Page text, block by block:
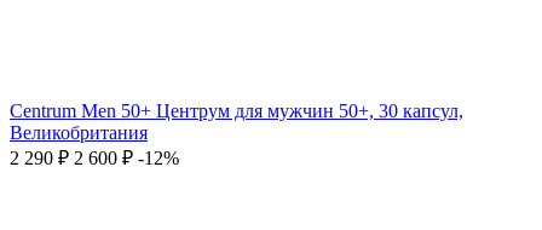
Centrum Men 50+ Центрум для мужчин 50+, 30 капсул,
Великобритания
2 290 ₽ 2 600 ₽ -12%